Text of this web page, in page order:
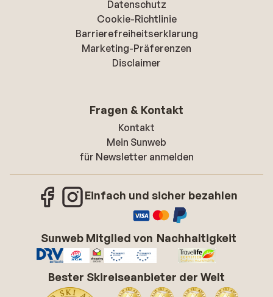
Datenschutz
Cookie-Richtlinie
Barrierefreiheitserklarung
Marketing-Präferenzen
Disclaimer
Fragen & Kontakt
Kontakt
Mein Sunweb
für Newsletter anmelden
Einfach und sicher bezahlen
Sunweb Mitglied von Nachhaltigkeit
Bester Skireiseanbieter der Welt